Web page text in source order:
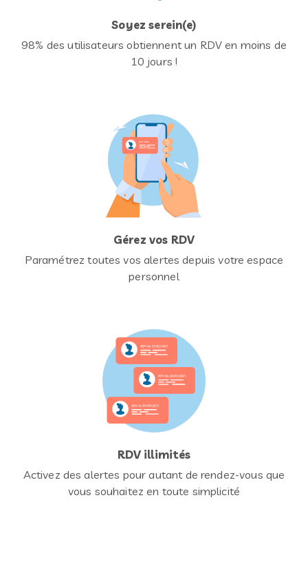
Soyez serein(e)
98% des utilisateurs obtiennent un RDV en moins de
10 jours !
Gérez vos RDV
Paramétrez toutes vos alertes depuis votre espace
personnel
RDV illimités
Activez des alertes pour autant de rendez-vous que
vous souhaitez en toute simplicité